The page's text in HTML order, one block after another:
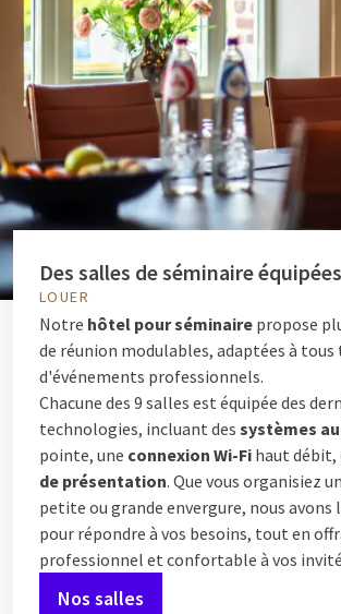
Des salles de séminaire équipées
LOUER
Notre hôtel pour séminaire propose
de réunion modulables, adaptées à tous
d'événements professionnels.
Chacune des 9 salles est équipée des
technologies, incluant des systèmes
pointe, une connexion Wi-Fi haut débit,
de présentation. Que vous organisiez
petite ou grande envergure, nous avons
pour répondre à vos besoins, tout en
professionnel et confortable à vos
Nos salles